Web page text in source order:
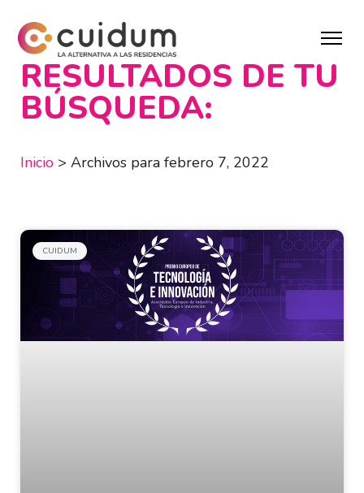
RESULTADOS DE TU
BÚSQUEDA:
Inicio > Archivos para febrero 7, 2022
CUIDUM